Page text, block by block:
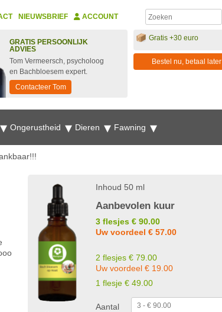
NIEUWSBRIEF ACCOUNT
GRATIS PERSOONLIJK
ADVIES
Tom Vermeersch, psycholoog
en Bachbloesem expert.
Contacteer Tom
Gratis +30 euro
Bestel nu, betaal later
Ongerustheid Dieren Fawning
Inhoud 50 ml
Aanbevolen kuur
3 flesjes € 90.00
Uw voordeel € 57.00
2 flesjes € 79.00
Uw voordeel € 19.00
1 flesje € 49.00
Aantal